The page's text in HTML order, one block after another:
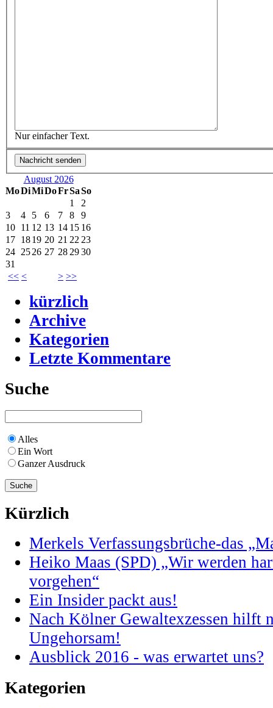
Nur einfacher Text.
August 2026
MoDiMiDoFrSaSo
<< < > >>
1
2
3
4 5 6 7 8
9
10 11 12 13 14 15 16
17 1819 20 21 22 23
24 2526 27 28 2930
31
kürzlich
Archive
Kategorien
Letzte Kommentare
Suche
Alles
Ein Wort
Ganzer Ausdruck
Kürzlich
Merkels Verfassungsbrüche-das
Heiko Maas (SPD) „Wir werden
vorgehen“
Ein Insider packt aus!
Nach Kölner Gewaltexzessen hilft
Ungehorsam!
Ausblick 2016 - was erwartet uns?
Kategorien